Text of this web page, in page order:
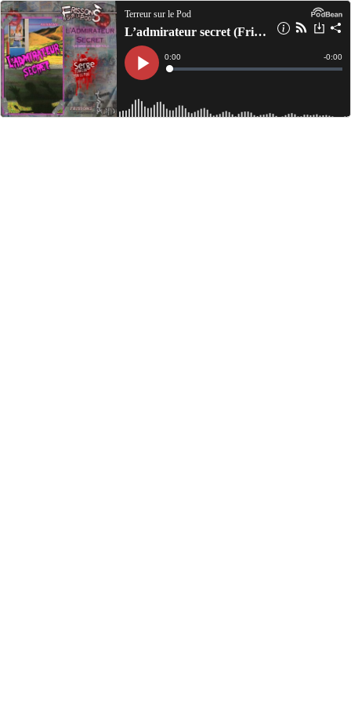
Terreur sur le Pod
L’admirateur secret (Frissons sur le pod 1x12)
Play
Current
Time
0:00
Loaded:
Time
-0:00